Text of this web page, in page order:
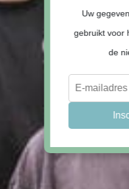
Uw
gebruikt voor
de